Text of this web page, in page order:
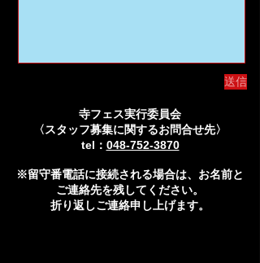
寺フェス実行委員会
〈スタッフ募集に関するお問合せ先〉
tel： 048-752-3870
※留守番電話に接続される場合は、お名前と
ご連絡先を残してください。
折り返しご連絡申し上げます。
送信